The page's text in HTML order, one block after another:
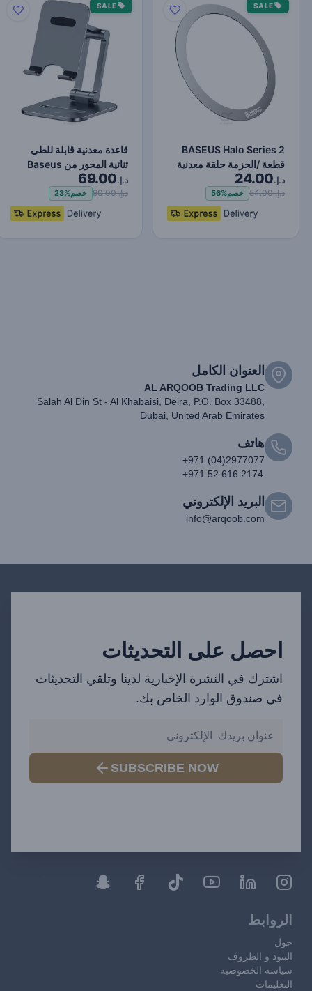
SALE
BASEUS Halo Series 2
قطعة /الحزمة حلقة معدنية
مغناطيسية رقيقة جد…
د.إ.24.00
د.إ. 54.00 خصم56%
SALE
قاعدة معدنية قابلة للطي
ثنائية المحور من Baseus
(للهواتف) باللون…
د.إ.69.00
د.إ. 90.00 خصم23%
العنوان الكامل
AL ARQOOB Trading LLC
Salah Al Din St - Al Khabaisi, Deira, P.O. Box 33488,
Dubai, United Arab Emirates
هاتف
+971 (04)2977077
+971 52 616 2174
البريد الإلكتروني
info@arqoob.com
احصل على التحديثات
اشترك في النشرة الإخبارية لدينا وتلقي التحديثات
في صندوق الوارد الخاص بك.
SUBSCRIBE NOW
الروابط
حول
البنود و الظروف
سياسة الخصوصية
التعليمات